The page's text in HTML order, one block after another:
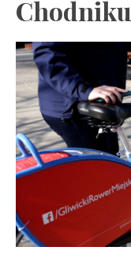
Chodniku